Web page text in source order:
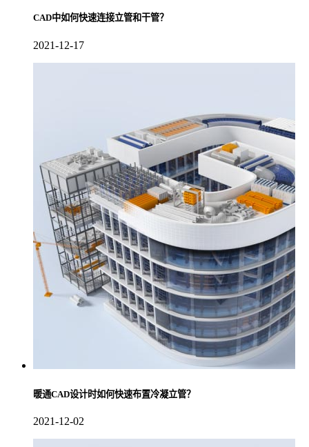
CAD中如何快速连接立管和干管？
2021-12-17
暖通CAD设计时如何快速布置冷凝立管？
2021-12-02